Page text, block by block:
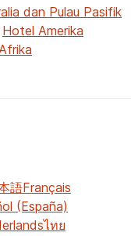
dan Pulau Pasifik
Hotel Amerika
語Français
(España)
ไทย